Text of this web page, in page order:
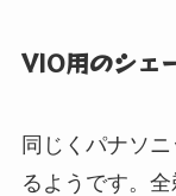
VIO用のシェ
同じくパナソニ
るようです。